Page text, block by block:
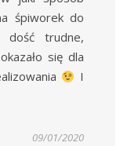
śpiworek do
dość trudne,
się dla
I
09/01/2020